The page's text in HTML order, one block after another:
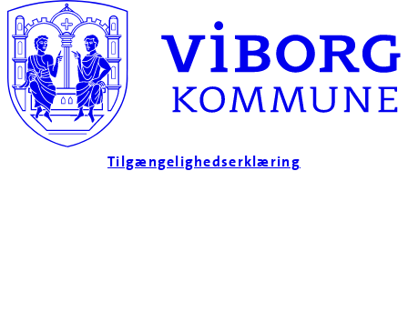
Tilgængelighedserklæring